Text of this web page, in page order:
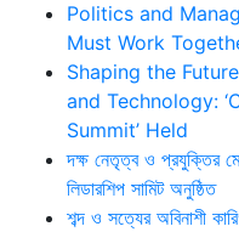
Politics and
Must Work
Shaping the
and Technology:
Summit’ Held
দক্ষ নেতৃত্ব ও প্রযুক্তির
লিডারশিপ সামিট অনুষ্ঠিত
শব্দ ও সত্যের অবিনাশী